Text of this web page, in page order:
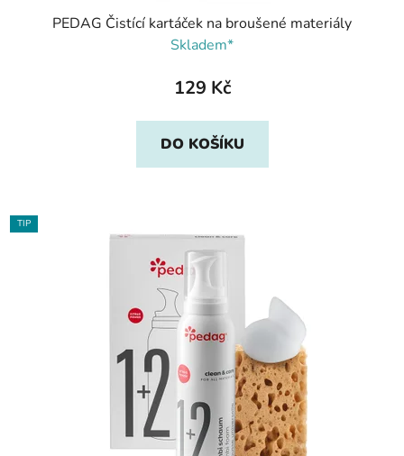
PEDAG Čistící kartáček na broušené materiály
Skladem*
129 Kč
DO KOŠÍKU
TIP